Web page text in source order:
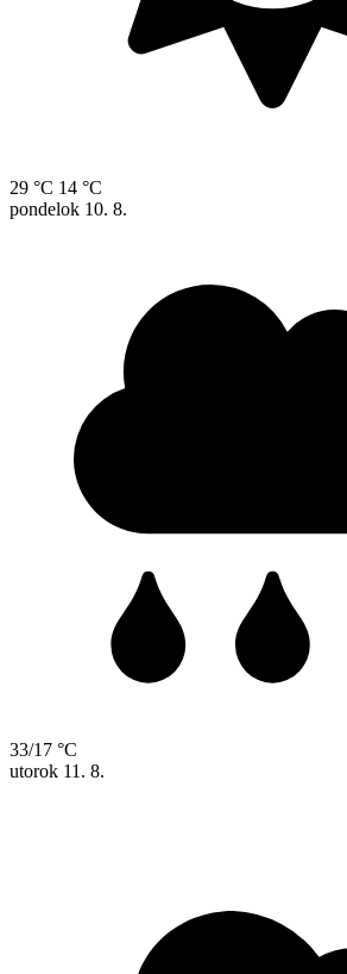
29 °C 14 °C
pondelok 10. 8.
33/17 °C
utorok 11. 8.